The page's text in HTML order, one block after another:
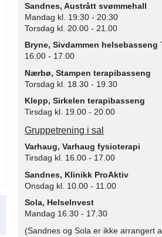
Sandnes, Austrått svømmehall
Mandag kl. 19:30 - 20:30
Torsdag kl. 20.00 - 21.00
Bryne, Sivdammen helsebasseng
16.00 - 17.00
Nærbø, Stampen terapibasseng
Torsdag kl. 18.30 - 19.30
Klepp, Sirkelen terapibasseng
Tirsdag kl. 19.00 - 20.00
Gruppetrening i sal
Varhaug, Varhaug fysioterapi
Tirsdag kl. 16.00 - 17.00
Sandnes, Klinikk ProAktiv
Onsdag kl. 10.00 - 11.00
Sola, HelseInvest
Mandag 16.30 - 17.30
(Sandnes og Sola er ikke arrangert